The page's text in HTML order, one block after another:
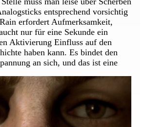
entsprechend vorsichtig
erfordert Aufmerksamkeit,
nur für eine Sekunde ein
Aktivierung Einfluss auf den
haben kann. Es bindet den
an sich, und das ist eine